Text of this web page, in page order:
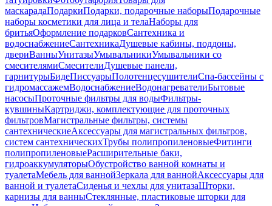
маскарадаПодаркиПодарки, подарочные наборыПодарочные
наборы косметики для лица и телаНаборы для
бритьяОформление подарковСантехника и
водоснабжениеСантехникаДушевые кабины, поддоны,
двериВанныУнитазыУмывальникиУмывальники со
смесителямиСмесителиДушевые панели,
гарнитурыБидеПиссуарыПолотенцесушителиСпа-бассейны с
гидромассажемВодоснабжениеВодонагревателиБытовые
насосыПроточные фильтры для водыФильтры-
кувшиныКартриджи, комплектующие для проточных
фильтровМагистральные фильтры, системы
сантехническиеАксессуары для магистральных фильтров,
систем сантехническихТрубы полипропиленовыеФитинги
полипропиленовыеРасширительные баки,
гидроаккумуляторыОбустройство ванной комнаты и
туалетаМебель для ваннойЗеркала для ваннойАксессуары для
ванной и туалетаСиденья и чехлы для унитазаШторки,
карнизы для ванныСтеклянные, пластиковые шторки для